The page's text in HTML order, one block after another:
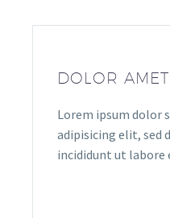
DOLOR
Lorem ipsum dolor
adipisicing elit, sed
incididunt ut labore